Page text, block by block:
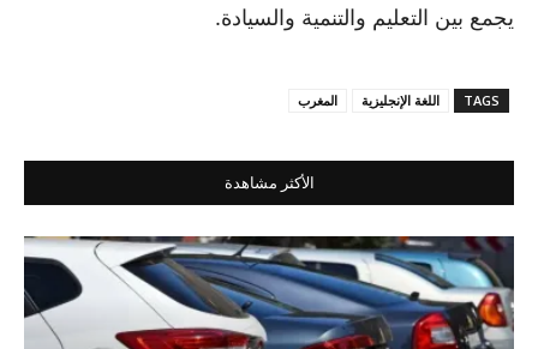
يجمع بين التعليم والتنمية والسيادة.
TAGS اللغة الإنجليزية المغرب
الأكثر مشاهدة